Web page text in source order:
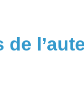
de